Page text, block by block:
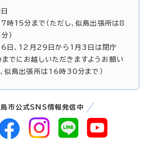
15分まで（ただし、似島出張所は8
）
6日、12月29日から1月3日は閉庁
でにお越しいただきますようお願い
、似島出張所は16時30分まで）
島市公式SNS情報発信中